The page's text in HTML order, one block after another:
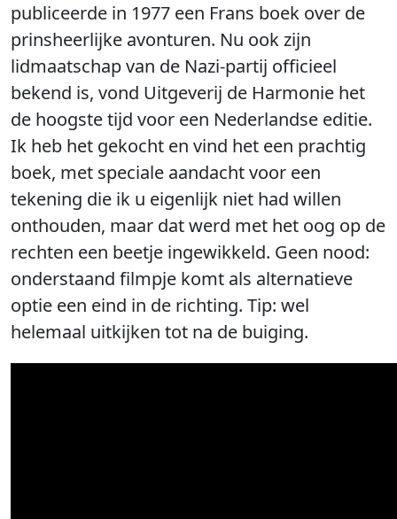
publiceerde in 1977 een Frans boek over de
prinsheerlijke avonturen. Nu ook zijn
lidmaatschap van de Nazi-partij officieel
bekend is, vond Uitgeverij de Harmonie het
de hoogste tijd voor een Nederlandse editie.
Ik heb het gekocht en vind het een prachtig
boek, met speciale aandacht voor een
tekening die ik u eigenlijk niet had willen
onthouden, maar dat werd met het oog op de
rechten een beetje ingewikkeld. Geen nood:
onderstaand filmpje komt als alternatieve
optie een eind in de richting. Tip: wel
helemaal uitkijken tot na de buiging.